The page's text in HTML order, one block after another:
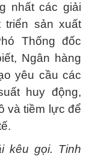
nhất các giải
triển sản xuất
Thống đốc
Ngân hàng
yêu cầu các
huy động,
và tiềm lực để
kêu gọi. Tinh